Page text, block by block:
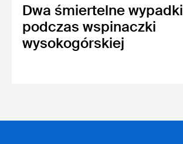
Dwa śmiertelne wypadki
podczas wspinaczki
wysokogórskiej